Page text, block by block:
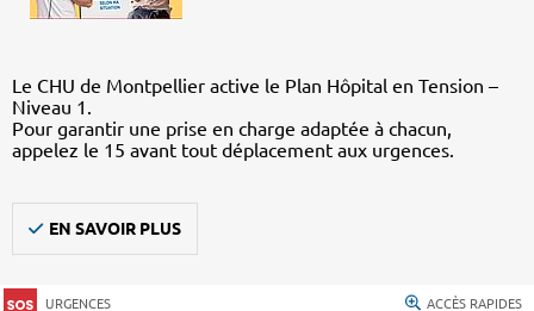
Le CHU de Montpellier active le Plan Hôpital en Tension –
Niveau 1.
Pour garantir une prise en charge adaptée à chacun,
appelez le 15 avant tout déplacement aux urgences.
EN SAVOIR PLUS
URGENCES ACCÈS RAPIDES